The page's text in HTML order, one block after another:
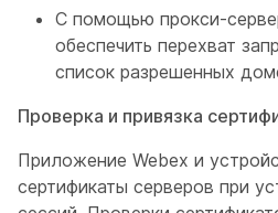
С помощью прокси-
обеспечить перехват
список разрешенных
Проверка и привязка
Приложение Webex и
сертификаты серверов при